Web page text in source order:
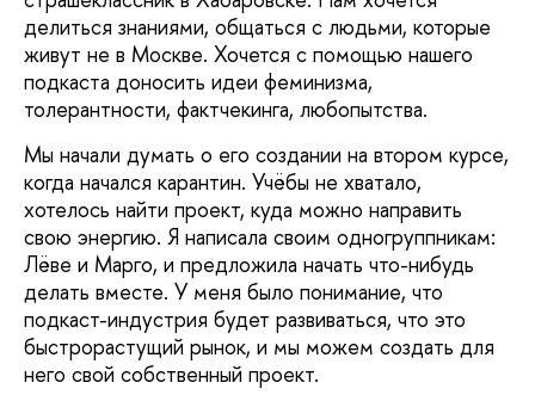
делиться знаниями, общаться с людьми, которые
живут не в Москве. Хочется с помощью нашего
подкаста доносить идеи феминизма,
толерантности, фактчекинга, любопытства.
Мы начали думать о его создании на втором курсе,
когда начался карантин. Учёбы не хватало,
хотелось найти проект, куда можно направить
свою энергию. Я написала своим одногруппникам:
Лёве и Марго, и предложила начать что-нибудь
делать вместе. У меня было понимание, что
подкаст-индустрия будет развиваться, что это
быстрорастущий рынок, и мы можем создать для
него свой собственный проект.